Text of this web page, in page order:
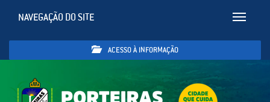
Toggle
NAVEGAÇÃO DO SITE
ACESSO À INFORMAÇÃO